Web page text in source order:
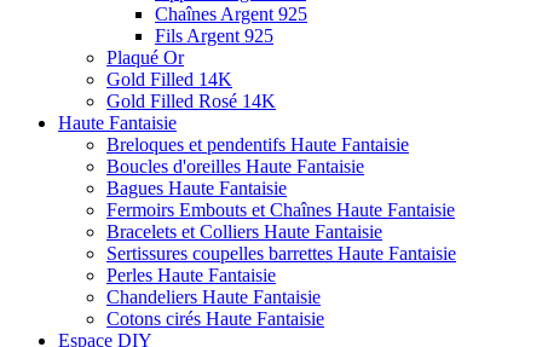
Chaînes Argent 925
Fils Argent 925
Plaqué Or
Gold Filled 14K
Gold Filled Rosé 14K
Haute Fantaisie
Breloques et pendentifs Haute Fantaisie
Boucles d'oreilles Haute Fantaisie
Bagues Haute Fantaisie
Fermoirs Embouts et Chaînes Haute Fantaisie
Bracelets et Colliers Haute Fantaisie
Sertissures coupelles barrettes Haute Fantaisie
Perles Haute Fantaisie
Chandeliers Haute Fantaisie
Cotons cirés Haute Fantaisie
Espace DIY